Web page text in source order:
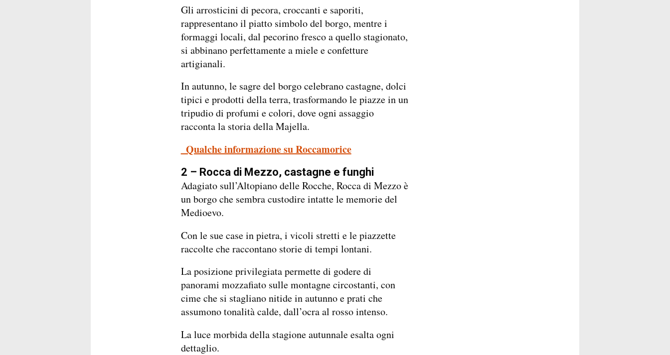
Gli arrosticini di pecora, croccanti e saporiti,
rappresentano il piatto simbolo del borgo, mentre i
formaggi locali, dal pecorino fresco a quello stagionato,
si abbinano perfettamente a miele e confetture
artigianali.
In autunno, le sagre del borgo celebrano castagne, dolci
tipici e prodotti della terra, trasformando le piazze in un
tripudio di profumi e colori, dove ogni assaggio
racconta la storia della Majella.
_Qualche informazione su Roccamorice
2 – Rocca di Mezzo, castagne e funghi
Adagiato sull’Altopiano delle Rocche, Rocca di Mezzo è
un borgo che sembra custodire intatte le memorie del
Medioevo.
Con le sue case in pietra, i vicoli stretti e le piazzette
raccolte che raccontano storie di tempi lontani.
La posizione privilegiata permette di godere di
panorami mozzafiato sulle montagne circostanti, con
cime che si stagliano nitide in autunno e prati che
assumono tonalità calde, dall’ocra al rosso intenso.
La luce morbida della stagione autunnale esalta ogni
dettaglio.